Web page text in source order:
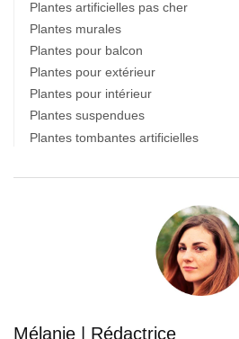
Plantes artificielles pas cher
Plantes murales
Plantes pour balcon
Plantes pour extérieur
Plantes pour intérieur
Plantes suspendues
Plantes tombantes artificielles
Mélanie | Rédactrice